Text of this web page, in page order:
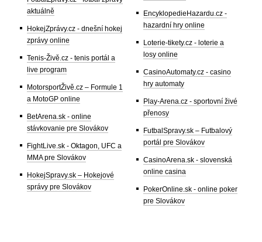
aktuálně
HokejZprávy.cz - dnešní hokej
zprávy online
Tenis-Živě.cz - tenis portál a
live program
MotorsportŽivě.cz – Formule 1
a MotoGP online
BetArena.sk - online
stávkovanie pre Slovákov
FightLive.sk - Oktagon, UFC a
MMA pre Slovákov
HokejSpravy.sk – Hokejové
správy pre Slovákov
EncyklopedieHazardu.cz -
hazardní hry online
Loterie-tikety.cz - loterie a
losy online
CasinoAutomaty.cz - casino
hry automaty
Play-Arena.cz - sportovní živé
přenosy
FutbalSpravy.sk – Futbalový
portál pre Slovákov
CasinoArena.sk - slovenská
online casina
PokerOnline.sk - online poker
pre Slovákov